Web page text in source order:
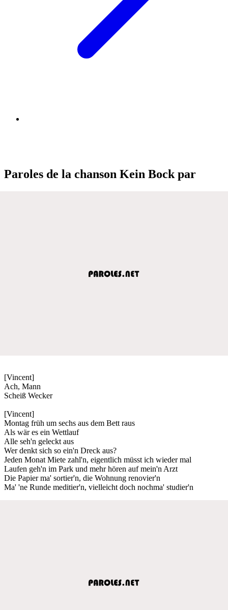
Paroles de la chanson Kein Bock par
[Vincent]
Ach, Mann
Scheiß Wecker
[Vincent]
Montag früh um sechs aus dem Bett raus
Als wär es ein Wettlauf
Alle seh'n geleckt aus
Wer denkt sich so ein'n Dreck aus?
Jeden Monat Miete zahl'n, eigentlich müsst ich wieder mal
Laufen geh'n im Park und mehr hören auf mein'n Arzt
Die Papier ma' sortier'n, die Wohnung renovier'n
Ma' 'ne Runde meditier'n, vielleicht doch nochma' studier'n